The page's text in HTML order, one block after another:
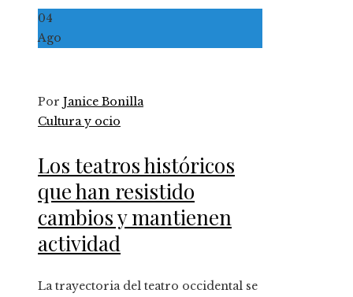
04
Ago
Por Janice Bonilla
Cultura y ocio
Los teatros históricos
que han resistido
cambios y mantienen
actividad
La trayectoria del teatro occidental se